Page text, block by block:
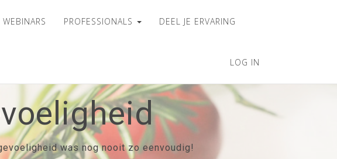
WEBINARS PROFESSIONALS DEEL JE ERVARING
LOG IN
was nog nooit zo eenvoudig!